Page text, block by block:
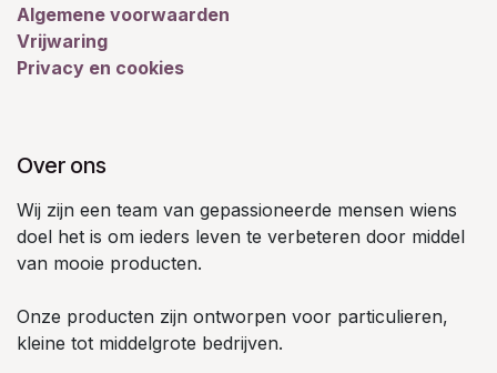
Algemene voorwaarden
Vrijwaring
Privacy en cookies
Over ons
Wij zijn een team van gepassioneerde mensen wiens
doel het is om ieders leven te verbeteren door middel
van mooie producten.
Onze producten zijn ontworpen voor particulieren,
kleine tot middelgrote bedrijven.